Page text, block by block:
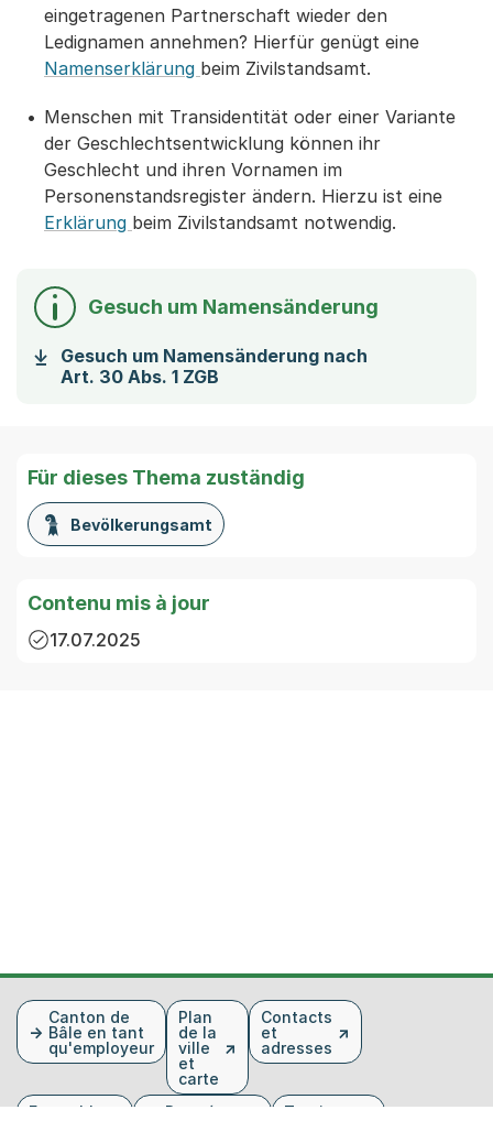
eingetragenen Partnerschaft wieder den
Ledignamen annehmen? Hierfür genügt eine
Namenserklärung beim Zivilstandsamt.
Menschen mit Transidentität oder einer Variante
der Geschlechtsentwicklung können ihr
Geschlecht und ihren Vornamen im
Personenstandsregister ändern. Hierzu ist eine
Erklärung beim Zivilstandsamt notwendig.
Gesuch um Namensänderung
Gesuch um Namensänderung nach
Art. 30 Abs. 1 ZGB
Für dieses Thema zuständig
Bevölkerungsamt
Contenu mis à jour
17.07.2025
FusszeileCanton de
Bâle en tant
qu'employeur
Plan
de la
ville
et
carte
Contacts
et
adresses
Ensemble
Données et
Tourisme